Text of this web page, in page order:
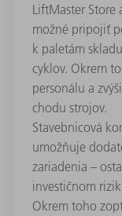
LiftMaster Store
možné pripojiť
k paletám
cyklov. Okrem
personálu a
chodu strojov.
Stavebnicová
umožňuje
zariadenia –
investičnom
Okrem toho